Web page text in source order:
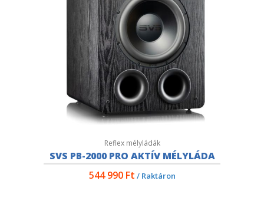
Reflex mélyládák
SVS PB-2000 PRO AKTÍV MÉLYLÁDA
544 990 Ft / Raktáron